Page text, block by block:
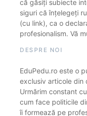
că găsiți subiecte
siguri că înțelegeți
(cu link), ca o
profesionalism. Vă
DESPRE NOI
EduPedu.ro este o
exclusiv articole din
Urmărim constant
cum face politicile
îi formează pe